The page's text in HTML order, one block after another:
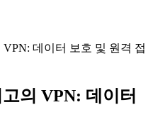
데이터 보호 및 원격 접
의 VPN: 데이터